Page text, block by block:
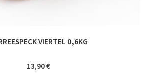
VIERTEL 0,6KG
13,90€